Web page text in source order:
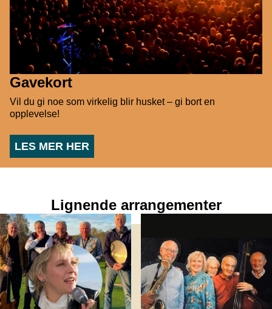
Gavekort
Vil du gi noe som virkelig blir husket – gi bort en
opplevelse!
LES MER HER
Lignende arrangementer